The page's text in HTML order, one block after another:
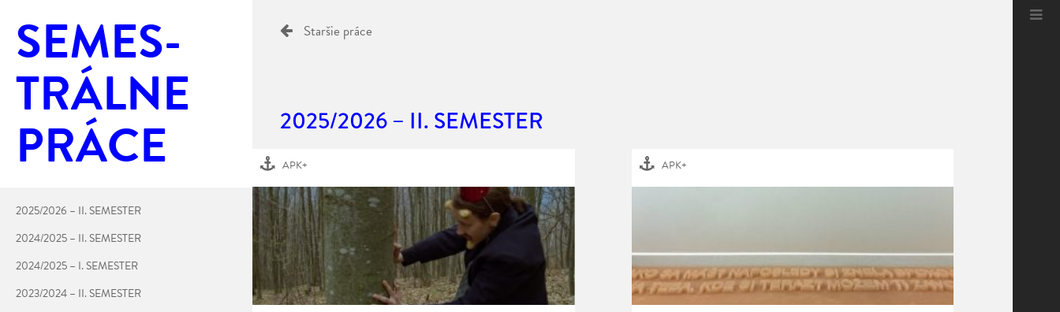
SE­MES­
TRÁL­NE
PRÁCE
2025/2026 – II. SEMESTER
2024/2025 – II. SEMESTER
2024/2025 – I. SEMESTER
2023/2024 – II. SEMESTER
Staršie práce
2025/2026 – II. SEMESTER
APK+ APK+